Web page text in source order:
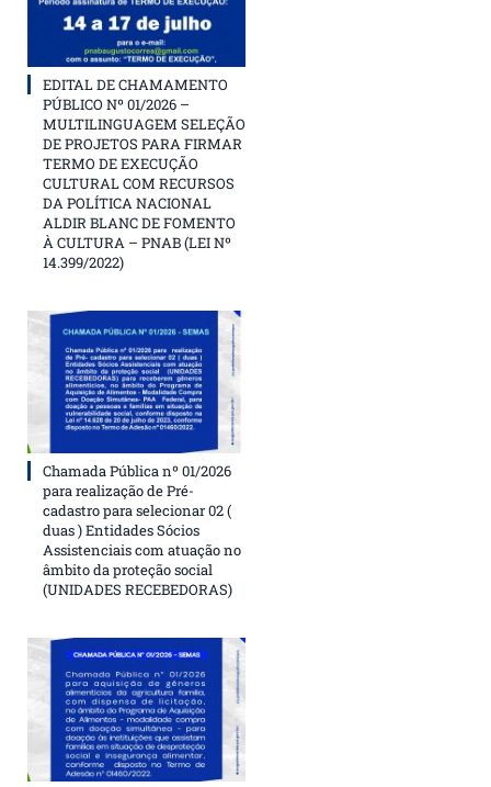
EDITAL DE CHAMAMENTO
PÚBLICO Nº 01/2026 –
MULTILINGUAGEM SELEÇÃO
DE PROJETOS PARA FIRMAR
TERMO DE EXECUÇÃO
CULTURAL COM RECURSOS
DA POLÍTICA NACIONAL
ALDIR BLANC DE FOMENTO
À CULTURA – PNAB (LEI Nº
14.399/2022)
Chamada Pública nº 01/2026
para realização de Pré-
cadastro para selecionar 02 (
duas ) Entidades Sócios
Assistenciais com atuação no
âmbito da proteção social
(UNIDADES RECEBEDORAS)